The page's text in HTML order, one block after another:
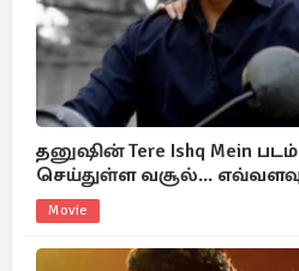
தனுஷின் Tere Ishq Mein
செய்துள்ள வசூல்... எவ்வளவு
Movie